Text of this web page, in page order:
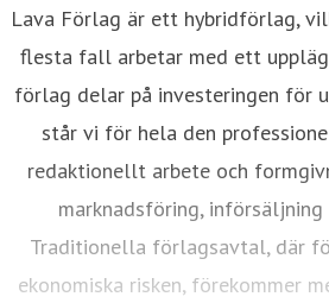
Lava Förlag är ett hybridförlag,
flesta fall arbetar med ett
förlag delar på investeringen för
står vi för hela den
redaktionellt arbete och
marknadsföring, införsäljning
Traditionella förlagsavtal, där
ekonomiska risken, förekommer